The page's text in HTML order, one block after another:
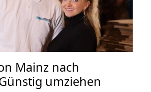
Mainz nach
umziehen